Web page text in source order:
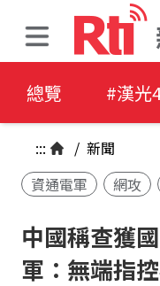
總覽 #漢光
::: / 新聞
資通電軍
網攻
中國稱查獲
軍：無端指